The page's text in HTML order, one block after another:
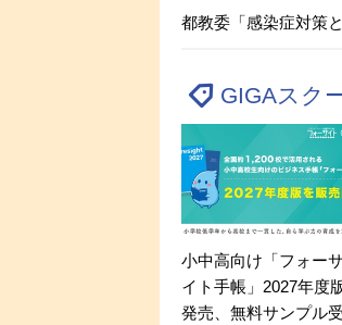
都教委「感染症対策
GIGAスク
小中高向け「フォーサ
イト手帳」2027年度
発売、無料サンプル受